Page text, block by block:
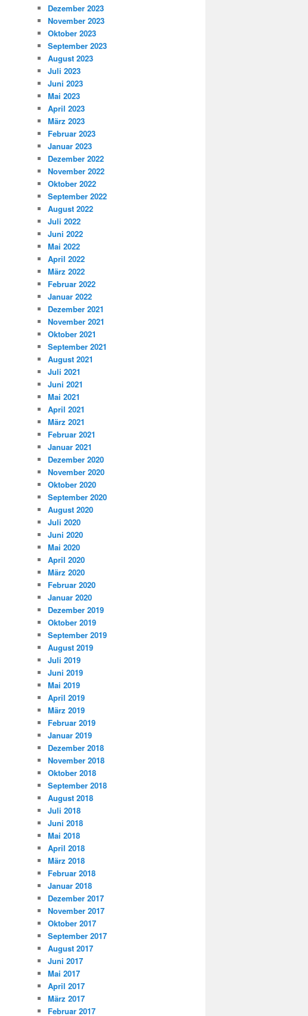
Dezember 2023
November 2023
Oktober 2023
September 2023
August 2023
Juli 2023
Juni 2023
Mai 2023
April 2023
März 2023
Februar 2023
Januar 2023
Dezember 2022
November 2022
Oktober 2022
September 2022
August 2022
Juli 2022
Juni 2022
Mai 2022
April 2022
März 2022
Februar 2022
Januar 2022
Dezember 2021
November 2021
Oktober 2021
September 2021
August 2021
Juli 2021
Juni 2021
Mai 2021
April 2021
März 2021
Februar 2021
Januar 2021
Dezember 2020
November 2020
Oktober 2020
September 2020
August 2020
Juli 2020
Juni 2020
Mai 2020
April 2020
März 2020
Februar 2020
Januar 2020
Dezember 2019
Oktober 2019
September 2019
August 2019
Juli 2019
Juni 2019
Mai 2019
April 2019
März 2019
Februar 2019
Januar 2019
Dezember 2018
November 2018
Oktober 2018
September 2018
August 2018
Juli 2018
Juni 2018
Mai 2018
April 2018
März 2018
Februar 2018
Januar 2018
Dezember 2017
November 2017
Oktober 2017
September 2017
August 2017
Juni 2017
Mai 2017
April 2017
März 2017
Februar 2017